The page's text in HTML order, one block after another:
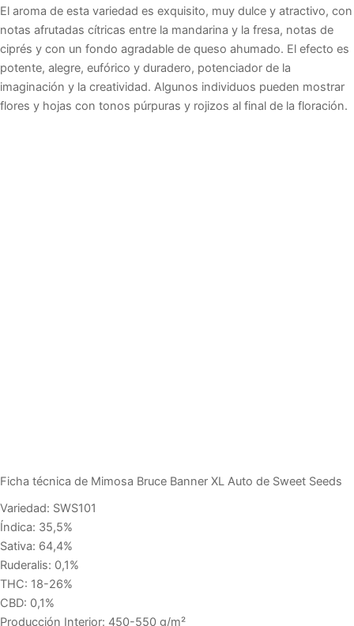
El aroma de esta variedad es exquisito, muy dulce y atractivo, con
notas afrutadas cítricas entre la mandarina y la fresa, notas de
ciprés y con un fondo agradable de queso ahumado. El efecto es
potente, alegre, eufórico y duradero, potenciador de la
imaginación y la creatividad. Algunos individuos pueden mostrar
flores y hojas con tonos púrpuras y rojizos al final de la floración.
Ficha técnica de Mimosa Bruce Banner XL Auto de Sweet Seeds
Variedad: SWS101
Índica: 35,5%
Sativa: 64,4%
Ruderalis: 0,1%
THC: 18-26%
CBD: 0,1%
Producción Interior: 450-550 g/m²